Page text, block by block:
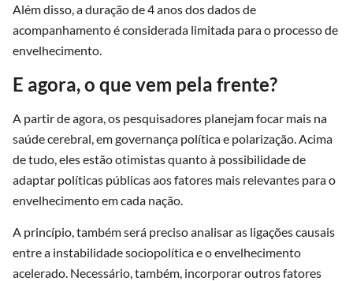
Além disso, a duração de 4 anos dos dados de
acompanhamento é considerada limitada para o processo de
envelhecimento.
E agora, o que vem pela frente?
A partir de agora, os pesquisadores planejam focar mais na
saúde cerebral, em governança política e polarização. Acima
de tudo, eles estão otimistas quanto à possibilidade de
adaptar políticas públicas aos fatores mais relevantes para o
envelhecimento em cada nação.
A princípio, também será preciso analisar as ligações causais
entre a instabilidade sociopolítica e o envelhecimento
acelerado. Necessário, também, incorporar outros fatores